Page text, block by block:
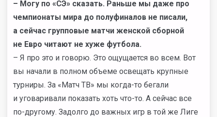
– Могу по «СЭ» сказать. Раньше мы даже про
чемпионаты мира до полуфиналов не писали,
а сейчас групповые матчи женской сборной
не Евро читают не хуже футбола.
– Я про это и говорю. Это ощущается во всем. Вот
вы начали в полном объеме освещать крупные
турниры. За «Матч ТВ» мы когда-то бегали
и уговаривали показать хоть что-то. А сейчас все
по-другому. Задолго до важных игр в той же Лиге